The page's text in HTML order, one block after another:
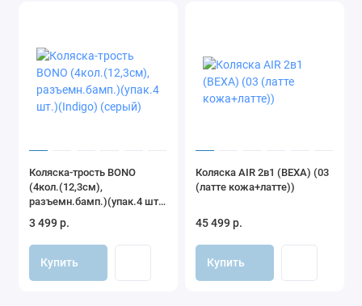
Коляска-трость BONO
(4кол.(12,3см),
разъемн.бамп.)(упак.4 шт.)
3 499 р.
Купить
Коляска AIR 2в1 (BEXA) (03
(латте кожа+латте))
45 499 р.
Купить